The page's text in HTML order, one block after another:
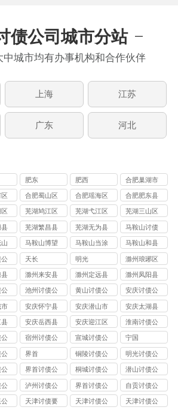
债公司城市分站
中城市均有办事机构和合作伙伴
上海 江苏
广东 河北
肥东 肥西
合肥巢湖市
讨债公司
合肥蜀山区
讨债公司
合肥瑶海区
讨债公司
合肥肥东县
讨债公司
芜湖鸠江区
讨债公司
芜湖弋江区
讨债公司
芜湖三山区
讨债公司
芜湖繁昌县
讨债公司
芜湖无为县
讨债公司
马鞍山讨债
公司
马鞍山博望
区讨债公司
马鞍山当涂
县讨债公司
马鞍山和县
讨债公司
天长 明光
滁州琅琊区
讨债公司
滁州来安县
讨债公司
滁州定远县
讨债公司
滁州凤阳县
讨债公司
池州讨债公
司
黄山讨债公
司
安庆讨债公
司
安庆怀宁县
讨债公司
安庆潜山市
讨债公司
安庆太湖县
讨债公司
安庆岳西县
讨债公司
安庆迎江区
讨债公司
淮南讨债公
司
宿州讨债公
司
宣城讨债公
司
宁国
界首
铜陵讨债公
司
明光讨债公
司
界首讨债公
司
桐城讨债公
司
潜山讨债公
司
泸州讨债公
司
界首讨债公
司
自贡讨债公
司
公
天津讨债要
天津讨债公
天津讨债公